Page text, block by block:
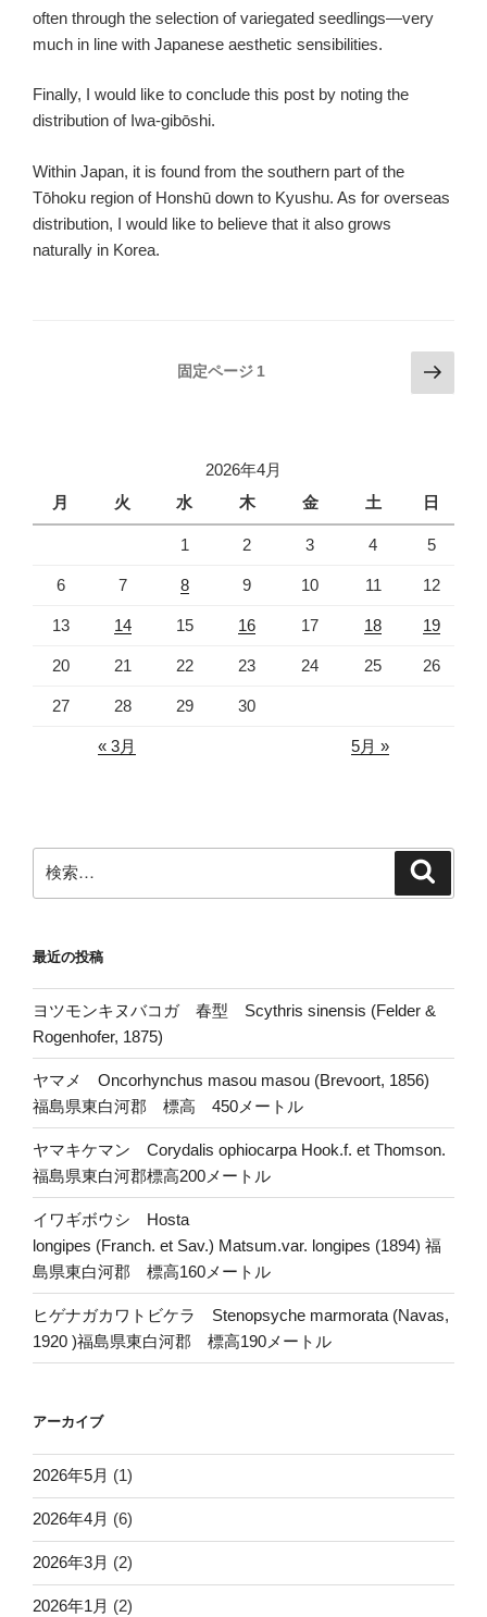
often through the selection of variegated seedlings—very
much in line with Japanese aesthetic sensibilities.
Finally, I would like to conclude this post by noting the
distribution of Iwa-gibōshi.
Within Japan, it is found from the southern part of the
Tōhoku region of Honshū down to Kyushu. As for overseas
distribution, I would like to believe that it also grows
naturally in Korea.
ジ
固定ページ 1
次
の
2026年4月
月
火 水 木 金 土 日
1 2 3 4 5
6 7 8 9 10 11 12
13 14 15 16 17 18 19
20 21 22 23 24 25 26
27 28 29 30
« 3月 5月 »
索:
最近の投稿
ヨツモンキヌバコガ 春型 Scythris sinensis (Felder &
Rogenhofer, 1875)
ヤマメ Oncorhynchus masou masou (Brevoort, 1856)
福島県東白河郡 標高 450メートル
ヤマキケマン Corydalis ophiocarpa Hook.f. et Thomson.
福島県東白河郡標高200メートル
イワギボウシ Hosta
longipes (Franch. et Sav.) Matsum.var. longipes (1894) 福
島県東白河郡 標高160メートル
ヒゲナガカワトビケラ Stenopsyche marmorata (Navas,
1920 )福島県東白河郡 標高190メートル
アーカイブ
2026年5月 (1)
2026年4月 (6)
2026年3月 (2)
2026年1月 (2)